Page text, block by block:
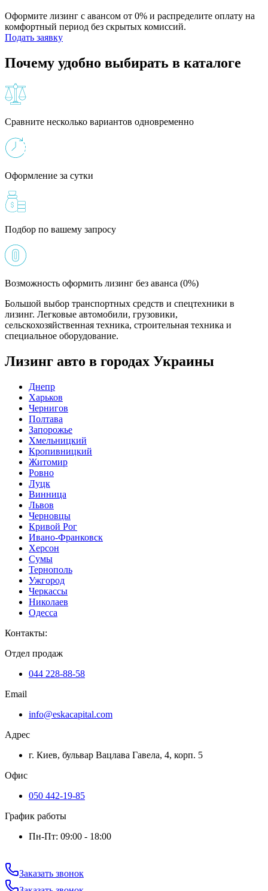
Оформите лизинг с авансом от 0% и распределите оплату на
комфортный период без скрытых комиссий.
Подать заявку
Почему удобно выбирать в каталоге
Сравните несколько вариантов одновременно
Оформление за сутки
Подбор по вашему запросу
Возможность оформить лизинг без аванса (0%)
Большой выбор транспортных средств и спецтехники в
лизинг. Легковые автомобили, грузовики,
сельскохозяйственная техника, строительная техника и
специальное оборудование.
Лизинг авто в городах Украины
Днепр
Харьков
Чернигов
Полтава
Запорожье
Хмельницкий
Кропивницкий
Житомир
Ровно
Луцк
Винница
Львов
Черновцы
Кривой Рог
Ивано-Франковск
Херсон
Сумы
Тернополь
Ужгород
Черкассы
Николаев
Одесса
Контакты:
Отдел продаж
044 228-88-58
Email
info@eskacapital.com
Адрес
г. Киев, бульвар Вацлава Гавела, 4, корп. 5
Офис
050 442-19-85
График работы
Пн-Пт: 09:00 - 18:00
Заказать звонок